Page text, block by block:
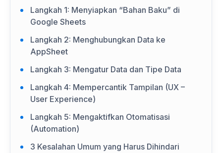
Langkah 1: Menyiapkan “Bahan Baku” di
Google Sheets
Langkah 2: Menghubungkan Data ke
AppSheet
Langkah 3: Mengatur Data dan Tipe Data
Langkah 4: Mempercantik Tampilan (UX –
User Experience)
Langkah 5: Mengaktifkan Otomatisasi
(Automation)
3 Kesalahan Umum yang Harus Dihindari